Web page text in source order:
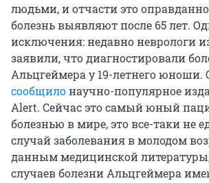
людьми, и отчасти это
болезнь выявляют после 65 лет.
исключения: недавно неврологи
заявили, что диагностировали
Альцгеймера у 19-летнего юноши.
сообщилонаучно-популярное
Alert. Сейчас это самый юный
болезнью в мире, это все-таки не
случай заболевания в молодом
данным медицинской литературы,
случаев болезни Альцгеймера